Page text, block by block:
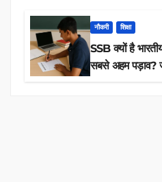
नौकरी शिक्षा
SSB क्यों है
सबसे अहम पड़ाव?